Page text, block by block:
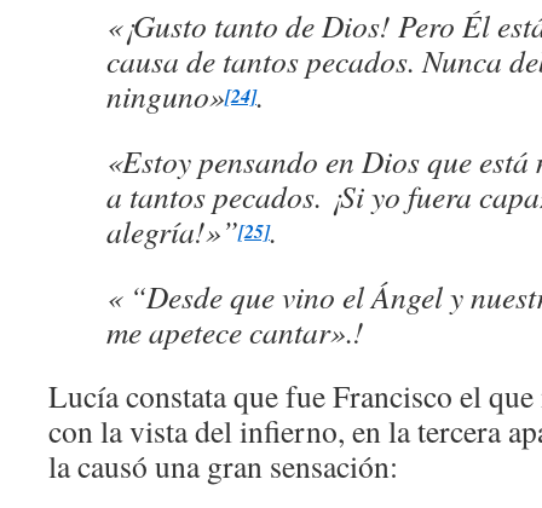
«¡Gusto tanto de Dios! Pero Él
causa de tantos pecados. Nunca
ninguno»[24].
«Estoy pensando en Dios que
a tantos pecados. ¡Si yo fuera
alegría!»”[25].
« “Desde que vino el Ángel y
me apetece cantar».!
Lucía constata que fue Francisco el
con la vista del infierno, en la tercera
la causó una gran sensación: